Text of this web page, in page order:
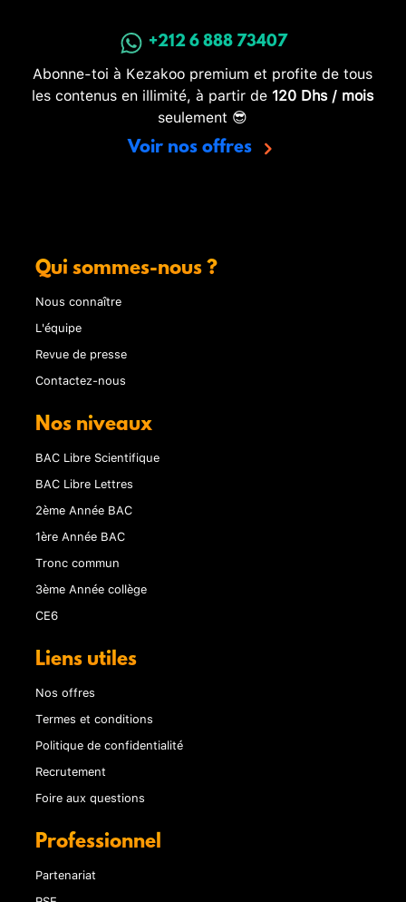
+212 6 888 73407
Abonne-toi à Kezakoo premium et profite de tous
les contenus en illimité, à partir de 120 Dhs / mois
seulement 😎
Voir nos offres
Qui sommes-nous ?
Nous connaître
L'équipe
Revue de presse
Contactez-nous
Nos niveaux
BAC Libre Scientifique
BAC Libre Lettres
2ème Année BAC
1ère Année BAC
Tronc commun
3ème Année collège
CE6
Liens utiles
Nos offres
Termes et conditions
Politique de confidentialité
Recrutement
Foire aux questions
Professionnel
Partenariat